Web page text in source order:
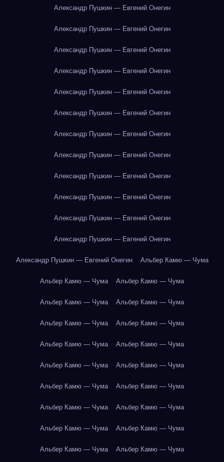
Александр Пушкин — Евгений Онегин
Александр Пушкин — Евгений Онегин
Александр Пушкин — Евгений Онегин
Александр Пушкин — Евгений Онегин
Александр Пушкин — Евгений Онегин
Александр Пушкин — Евгений Онегин
Александр Пушкин — Евгений Онегин
Александр Пушкин — Евгений Онегин
Александр Пушкин — Евгений Онегин
Александр Пушкин — Евгений Онегин
Александр Пушкин — Евгений Онегин
Александр Пушкин — Евгений Онегин
Александр Пушкин — Евгений Онегин Альбер Камю — Чума
Альбер Камю — Чума Альбер Камю — Чума
Альбер Камю — Чума Альбер Камю — Чума
Альбер Камю — Чума Альбер Камю — Чума
Альбер Камю — Чума Альбер Камю — Чума
Альбер Камю — Чума Альбер Камю — Чума
Альбер Камю — Чума Альбер Камю — Чума
Альбер Камю — Чума Альбер Камю — Чума
Альбер Камю — Чума Альбер Камю — Чума
Альбер Камю — Чума Альбер Камю — Чума